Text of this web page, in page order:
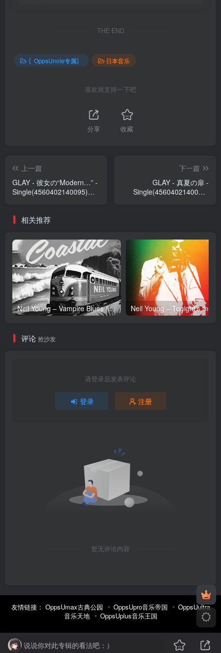
THE END
〖OppsUnote专属〗 日本音乐
喜欢就支持一下吧
分享 收藏
上一篇
GLAY - 彼女の“Modern…” -
Single(4560402140095)
下一篇
GLAY - 真夏の扉 -
Single(4560402140088)
相关推荐
Neil Young – Vampire Blues (Live) – Single(054391239303)【24bit／96.0kHz】土耳其区
评论 抢沙发
请登录后发表评论
登录 注册
暂无评论内容
友情链接： OppsUmax古典公园 OppsUpro音乐帝国
OppsUultra
音乐天地
OppsUplus音乐王国
说说你对此专辑的看法吧：）